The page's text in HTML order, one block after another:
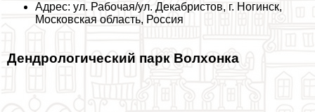
Адрес: ул. Рабочая/ул. Декабристов, г. Ногинск,
Московская область, Россия
Дендрологический парк Волхонка